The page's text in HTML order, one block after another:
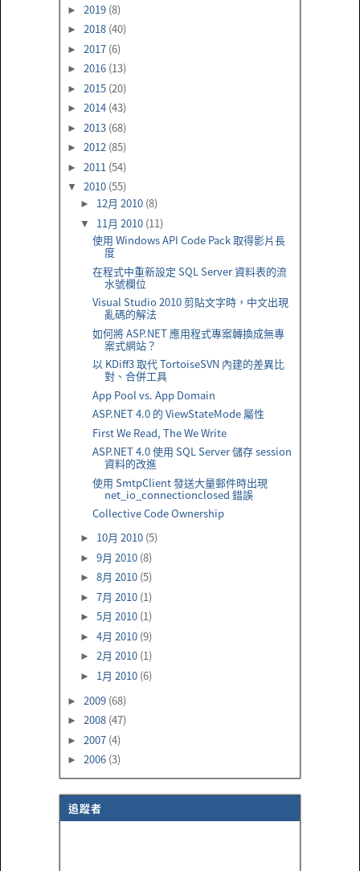
► 2019 (8)
► 2018 (40)
► 2017 (6)
► 2016 (13)
► 2015 (20)
► 2014 (43)
► 2013 (68)
► 2012 (85)
► 2011 (54)
▼ 2010 (55)
► 12月 2010 (8)
▼ 11月 2010 (11)
使用 Windows API Code Pack 取得影片長
度
在程式中重新設定 SQL Server 資料表的流
水號欄位
Visual Studio 2010 剪貼文字時，中文出現
亂碼的解法
如何將 ASP.NET 應用程式專案轉換成無專
案式網站？
以 KDiff3 取代 TortoiseSVN 內建的差異比
對、合併工具
App Pool vs. App Domain
ASP.NET 4.0 的 ViewStateMode 屬性
First We Read, The We Write
ASP.NET 4.0 使用 SQL Server 儲存 session
資料的改進
使用 SmtpClient 發送大量郵件時出現
net_io_connectionclosed 錯誤
Collective Code Ownership
► 10月 2010 (5)
► 9月 2010 (8)
► 8月 2010 (5)
► 7月 2010 (1)
► 5月 2010 (1)
► 4月 2010 (9)
► 2月 2010 (1)
► 1月 2010 (6)
► 2009 (68)
► 2008 (47)
► 2007 (4)
► 2006 (3)
追蹤者